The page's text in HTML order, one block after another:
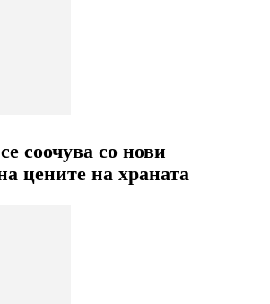
соочува со нови
цените на храната